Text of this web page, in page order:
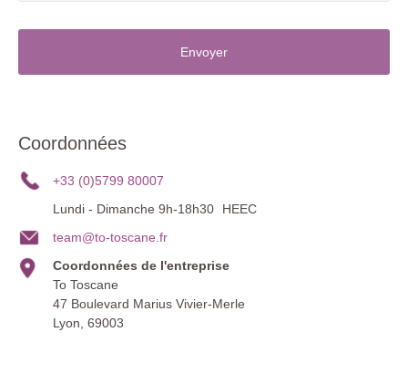
Envoyer
Coordonnées
+33 (0)5799 80007
Lundi - Dimanche 9h-18h30
HEEC
team@to-toscane.fr
Coordonnées de l'entreprise
To Toscane
47 Boulevard Marius Vivier-Merle
Lyon, 69003